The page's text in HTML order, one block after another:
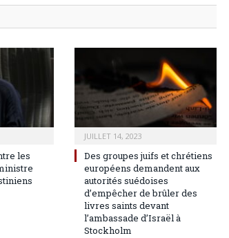
les
JUILLET 14, 2023
Des groupes juifs et chrétiens
européens demandent aux
autorités suédoises
d’empêcher de brûler des
livres saints devant
l’ambassade d’Israël à
Stockholm